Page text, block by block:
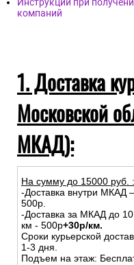
Инструкции при
компаний
1. Доставка
Московской
МКАД):
На сумму до 15000 руб. :
-Доставка внутри МКАД –
500р.
-Доставка за МКАД до 10
км - 500р+30р/км.
Сроки курьерской
1-3 дня.
Подъем на этаж: